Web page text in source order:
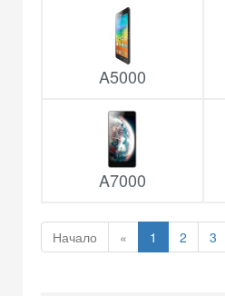
A5000
A7000
Начало « 1 2 3